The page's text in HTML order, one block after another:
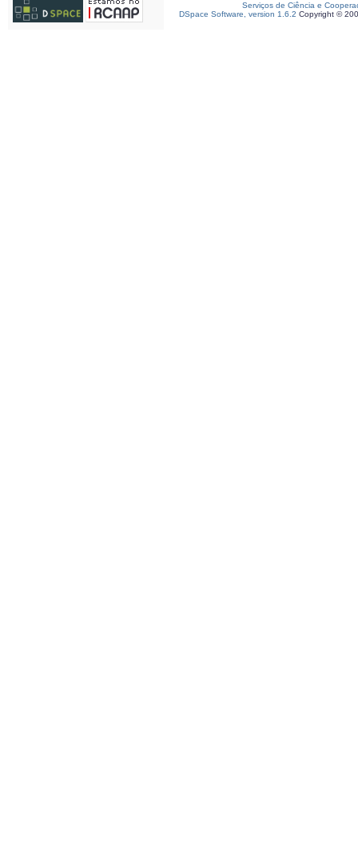
Serviços de Ciência e
DSpace Software, version 1.6.2 Copyright ©